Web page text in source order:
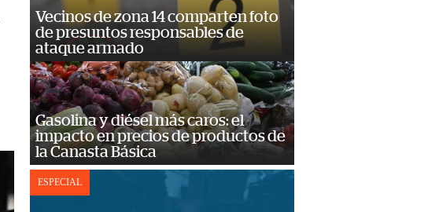
Vecinos de zona 14 comparten foto
de presuntos responsables de
ataque armado
Gasolina y diésel más caros: el
impacto en precios de productos de
la Canasta Básica
ESPECIAL